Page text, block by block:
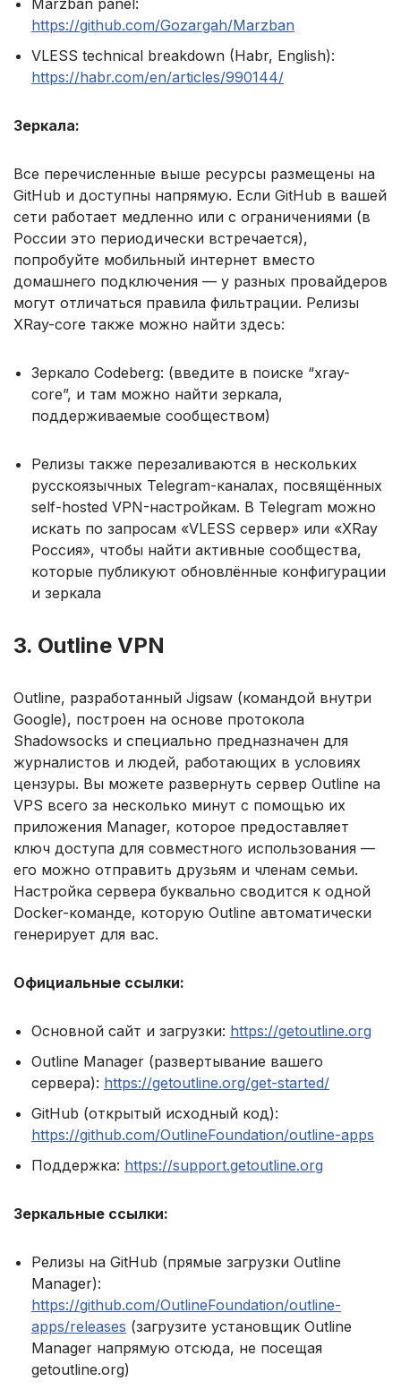
Marzban panel:
https://github.com/Gozargah/Marzban
VLESS technical breakdown (Habr, English):
https://habr.com/en/articles/990144/
Зеркала:
Все перечисленные выше ресурсы размещены на
GitHub и доступны напрямую. Если GitHub в вашей
сети работает медленно или с ограничениями (в
России это периодически встречается),
попробуйте мобильный интернет вместо
домашнего подключения — у разных провайдеров
могут отличаться правила фильтрации. Релизы
XRay-core также можно найти здесь:
Зеркало Codeberg: (введите в поиске “xray-
core”, и там можно найти зеркала,
поддерживаемые сообществом)
Релизы также перезаливаются в нескольких
русскоязычных Telegram-каналах, посвящённых
self-hosted VPN-настройкам. В Telegram можно
искать по запросам «VLESS сервер» или «XRay
Россия», чтобы найти активные сообщества,
которые публикуют обновлённые конфигурации
и зеркала
3. Outline VPN
Outline, разработанный Jigsaw (командой внутри
Google), построен на основе протокола
Shadowsocks и специально предназначен для
журналистов и людей, работающих в условиях
цензуры. Вы можете развернуть сервер Outline на
VPS всего за несколько минут с помощью их
приложения Manager, которое предоставляет
ключ доступа для совместного использования —
его можно отправить друзьям и членам семьи.
Настройка сервера буквально сводится к одной
Docker-команде, которую Outline автоматически
генерирует для вас.
Официальные ссылки:
Основной сайт и загрузки: https://getoutline.org
Outline Manager (развертывание вашего
сервера): https://getoutline.org/get-started/
GitHub (открытый исходный код):
https://github.com/OutlineFoundation/outline-apps
Поддержка: https://support.getoutline.org
Зеркальные ссылки:
Релизы на GitHub (прямые загрузки Outline
Manager):
https://github.com/OutlineFoundation/outline-
apps/releases (загрузите установщик Outline
Manager напрямую отсюда, не посещая
getoutline.org)